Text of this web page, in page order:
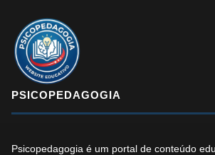
PSICOPEDAGOGIA
Psicopedagogia é um portal de conteúdo